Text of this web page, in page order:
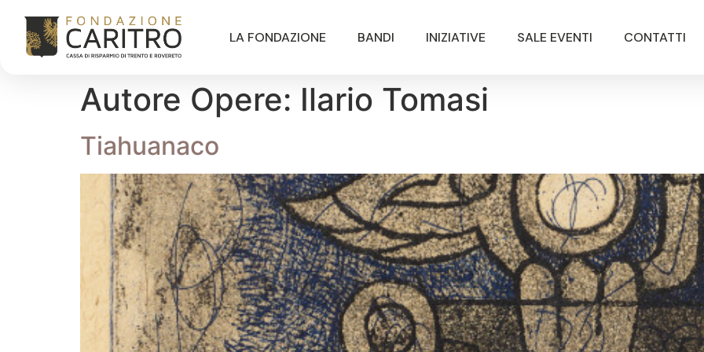
LA FONDAZIONE BANDI INIZIATIVE SALE EVENTI CONTATTI
Autore Opere: Ilario Tomasi
Tiahuanaco